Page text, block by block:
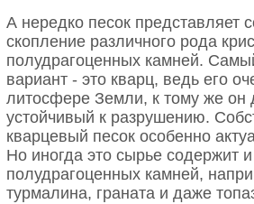
А нередко песок представляет
скопление различного рода
полудрагоценных камней.
вариант - это кварц, ведь его
литосфере Земли, к тому же он
устойчивый к разрушению.
кварцевый песок особенно
Но иногда это сырье содержит
полудрагоценных камней,
турмалина, граната и даже